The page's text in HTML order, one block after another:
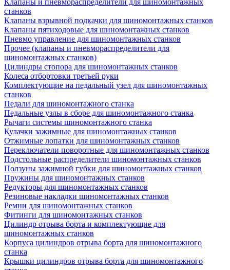
станков
Клапаны взрывной подкачки для шиномонтажных станков
Клапаны пятиходовые для шиномонтажных станков
Пневмо управление для шиномонтажных станков
Прочее (клапаны и пневмораспределители для
шиномонтажных станков)
Цилиндры стопора для шиномонтажных станков
Колеса отбортовки третьей руки
Комплектующие на педальный узел для шиномонтажных
станков
Педали для шиномонтажного станка
Педальные узлы в сборе для шиномонтажного станка
Рычаги системы шиномонтажного станка
Кулачки зажимные для шиномонтажных станков
Отжимные лопатки для шиномонтажных станков
Переключатели поворотные для шиномонтажных станков
Подстольные распределители шиномонтажных станков
Ползуны зажимной губки для шиномонтажных станков
Пружины для шиномонтажных станков
Редукторы для шиномонтажных станков
Резиновые накладки шиномонтажных станков
Ремни для шиномонтажных станков
Фитинги для шиномонтажных станков
Цилиндр отрыва борта и комплектующие для
шиномонтажных станков
Корпуса цилиндров отрыва борта для шиномонтажного
станка
Крышки цилиндров отрыва борта для шиномонтажного